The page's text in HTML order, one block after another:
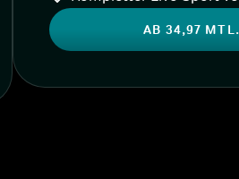
AB 34,97 MTL.